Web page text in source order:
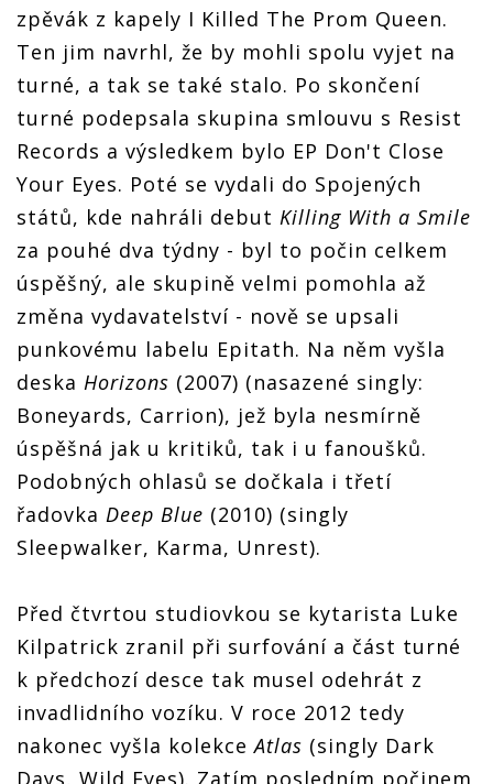
zpěvák z kapely I Killed The Prom Queen.
Ten jim navrhl, že by mohli spolu vyjet na
turné, a tak se také stalo. Po skončení
turné podepsala skupina smlouvu s Resist
Records a výsledkem bylo EP Don't Close
Your Eyes. Poté se vydali do Spojených
států, kde nahráli debut Killing With a Smile
za pouhé dva týdny - byl to počin celkem
úspěšný, ale skupině velmi pomohla až
změna vydavatelství - nově se upsali
punkovému labelu Epitath. Na něm vyšla
deska Horizons (2007) (nasazené singly:
Boneyards, Carrion), jež byla nesmírně
úspěšná jak u kritiků, tak i u fanoušků.
Podobných ohlasů se dočkala i třetí
řadovka Deep Blue (2010) (singly
Sleepwalker, Karma, Unrest).
Před čtvrtou studiovkou se kytarista Luke
Kilpatrick zranil při surfování a část turné
k předchozí desce tak musel odehrát z
invadlidního vozíku. V roce 2012 tedy
nakonec vyšla kolekceAtlas (singly Dark
Days, Wild Eyes). Zatím posledním počinem